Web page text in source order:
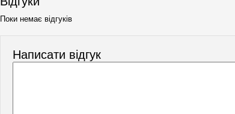
Поки немає відгуків
Написати відгук